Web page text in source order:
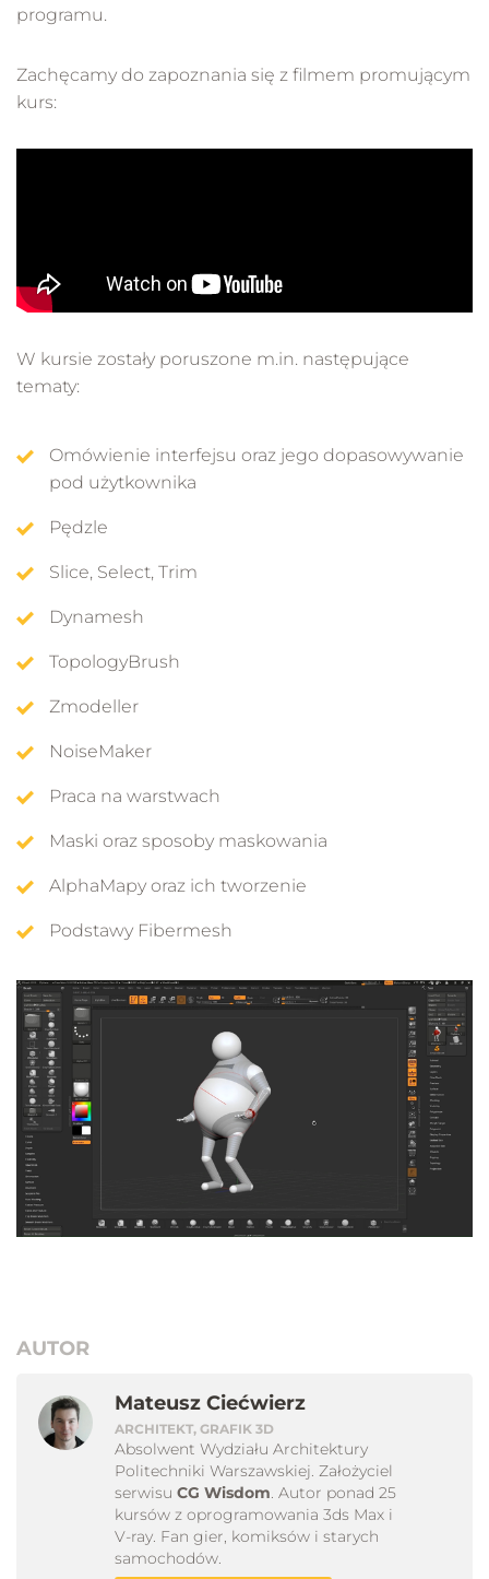
programu.
Zachęcamy do zapoznania się z filmem promującym
kurs:
W kursie zostały poruszone m.in. następujące
tematy:
Omówienie interfejsu oraz jego dopasowywanie
pod użytkownika
Pędzle
Slice, Select, Trim
Dynamesh
TopologyBrush
Zmodeller
NoiseMaker
Praca na warstwach
Maski oraz sposoby maskowania
AlphaMapy oraz ich tworzenie
Podstawy Fibermesh
AUTOR
Mateusz Ciećwierz
ARCHITEKT, GRAFIK 3D
Absolwent Wydziału Architektury
Politechniki Warszawskiej. Założyciel
serwisu CG Wisdom. Autor ponad 25
kursów z oprogramowania 3ds Max i
V-ray. Fan gier, komiksów i starych
samochodów.